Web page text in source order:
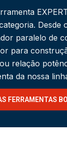
Desde
paralelo de
para
relação
da nossa
FERRAMENTAS